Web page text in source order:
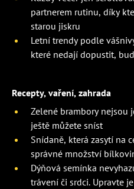
partnerem rutinu, díky
starou jiskru
Letní trendy podle
které nedají dopustit,
Recepty, vaření, zahrada
Zelené brambory nejsou
ještě můžete sníst
Snídaně, která zasytí na
správné množství
Dýňová semínka
trávení či srdci. Upravte